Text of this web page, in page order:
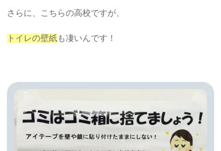
さらに、こちらの高校ですが、
トイレの壁紙も凄いんです！